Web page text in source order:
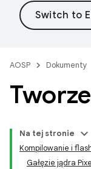
AOSP Dokumenty
Na tej stronie
Kompilowanie i
Gałęzie jądra